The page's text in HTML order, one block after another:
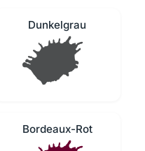
Dunkelgrau
Bordeaux-Rot